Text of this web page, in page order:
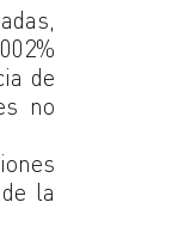
de
no
la